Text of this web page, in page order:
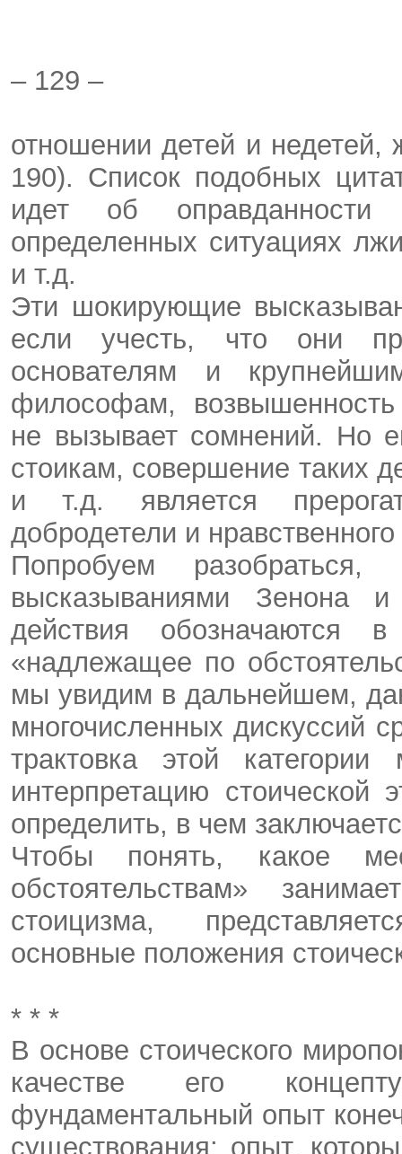
– 129 –
отношении детей и
190). Список подобных
идет об оправданности
определенных ситуациях
и т.д.
Эти шокирующие
если учесть, что они
основателям и
философам, возвышенность
не вызывает сомнений. Но
стоикам, совершение таких
и т.д. является
добродетели и
Попробуем
высказываниями Зенона
действия обозначаются
«надлежащее по
мы увидим в дальнейшем,
многочисленных дискуссий
трактовка этой
интерпретацию
определить, в чем
Чтобы понять, какое
обстоятельствам»
стоицизма,
основные положения
* * *
В основе стоического
качестве его
фундаментальный опыт
существования; опыт,